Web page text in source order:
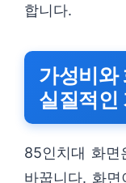
합니다.
가성비와
실질적인
85인치대 화면
바꿉니다. 화